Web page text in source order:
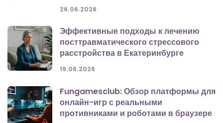
26.06.2026
Эффективные подходы к лечению
посттравматического стрессового
расстройства в Екатеринбурге
19.06.2026
Fungamesclub: Обзор платформы для
онлайн-игр с реальными
противниками и роботами в браузере